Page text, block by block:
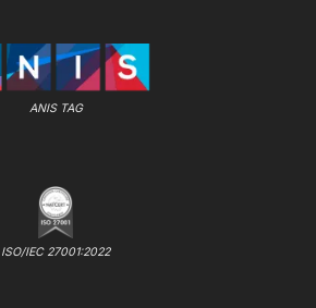
ANIS TAG
ISO/IEC 27001:2022